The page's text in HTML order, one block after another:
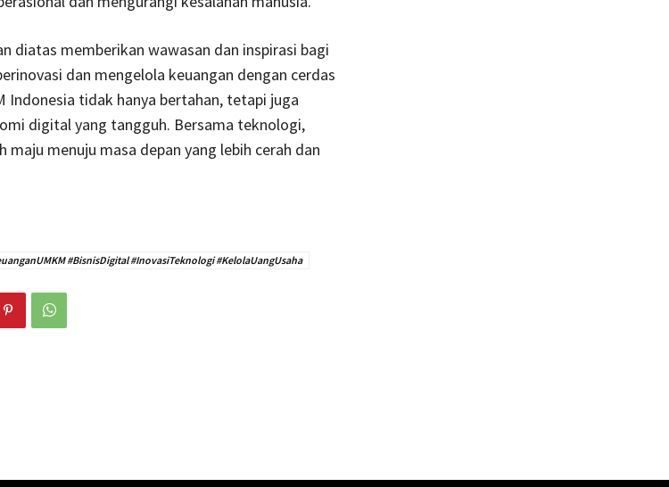
diatas memberikan wawasan dan inspirasi bagi
dan mengelola keuangan dengan cerdas
Indonesia tidak hanya bertahan, tetapi juga
digital yang tangguh. Bersama teknologi,
maju menuju masa depan yang lebih cerah dan
#BisnisDigital #InovasiTeknologi #KelolaUangUsaha